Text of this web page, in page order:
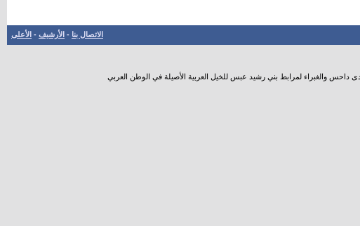
الاتصال بنا - الأرشيف - الأعلى
داحس والغبراء لمرابط بني رشيد عبس للخيل العربية الأصيلة في الوطن العربي